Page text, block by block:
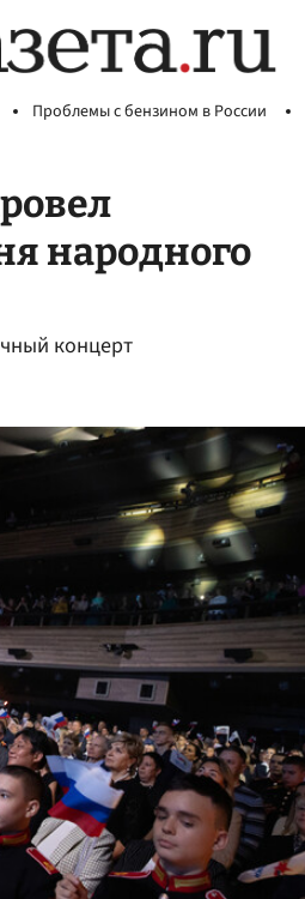
Проблемы с бензином в России
народного
концерт